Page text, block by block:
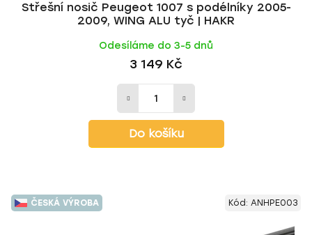
Střešní nosič Peugeot 1007 s podélníky 2005-
2009, WING ALU tyč | HAKR
Odesíláme do 3-5 dnů
3 149 Kč
Do košíku
ČESKÁ VÝROBA Kód: ANHPE003